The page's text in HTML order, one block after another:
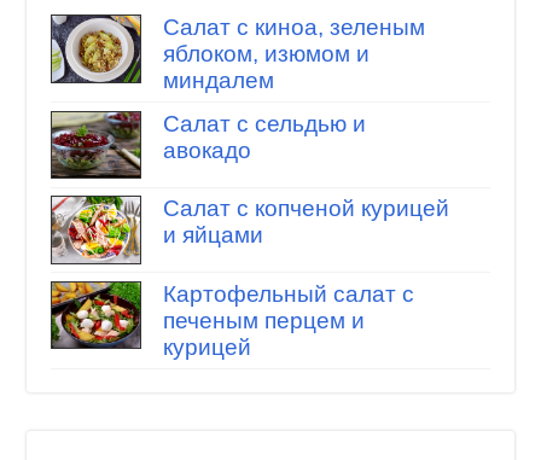
Салат с киноа, зеленым
яблоком, изюмом и
миндалем
Салат с сельдью и
авокадо
Салат с копченой курицей
и яйцами
Картофельный салат с
печеным перцем и
курицей